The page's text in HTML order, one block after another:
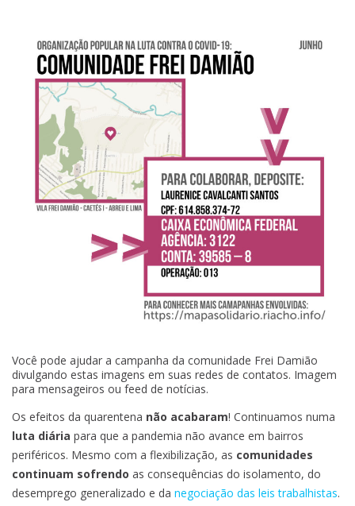
a
Comunidade
Frei
Damião
Você pode ajudar a campanha da comunidade Frei Damião
divulgando estas imagens em suas redes de contatos. Imagem
para mensageiros ou feed de notícias.
Os efeitos da quarentena não acabaram! Continuamos numa
luta diária para que a pandemia não avance em bairros
periféricos. Mesmo com a flexibilização, as comunidades
continuam sofrendo as consequências do isolamento, do
desemprego generalizado e da negociação das leis trabalhistas.